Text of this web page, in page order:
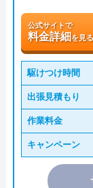
公式サイトで
料金詳細を見る
駆けつけ時間
出張見積もり
作業料金
キャンペーン